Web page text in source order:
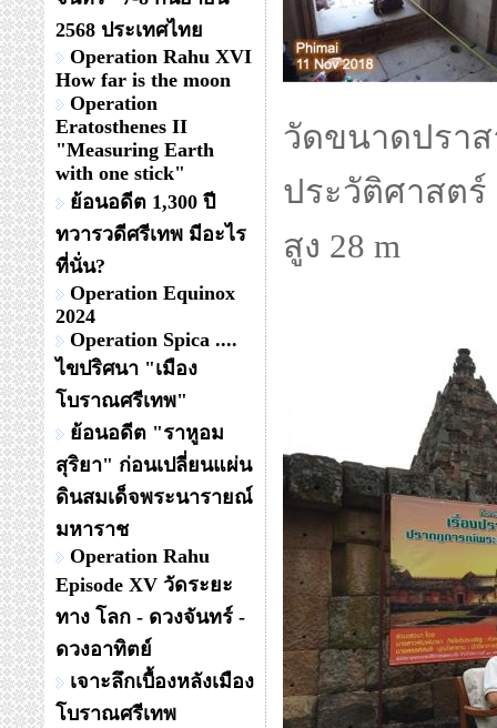
2568 ประเทศไทย
Operation Rahu XVI
How far is the moon
Operation
Eratosthenes II
"Measuring Earth
with one stick"
ย้อนอดีต 1,300 ปี
ทวารวดีศรีเทพ มีอะไร
ที่นั่น?
Operation Equinox
2024
Operation Spica ....
ไขปริศนา "เมือง
โบราณศรีเทพ"
ย้อนอดีต "ราหูอม
สุริยา" ก่อนเปลี่ยนแผ่น
ดินสมเด็จพระนารายณ์
มหาราช
Operation Rahu
Episode XV วัดระยะ
ทาง โลก - ดวงจันทร์ -
ดวงอาทิตย์
เจาะลึกเบื้องหลังเมือง
โบราณศรีเทพ
วัดขนาดปรา
ประวัติศาสตร์
สูง 28 m